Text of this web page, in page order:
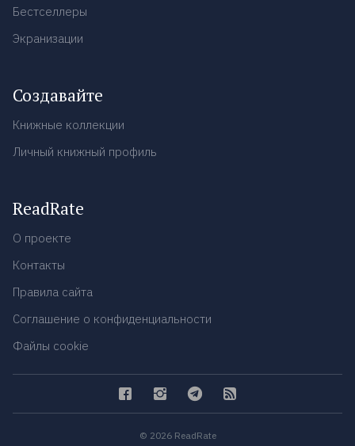
Бестселлеры
Экранизации
Создавайте
Книжные коллекции
Личный книжный профиль
ReadRate
О проекте
Контакты
Правила сайта
Соглашение о конфиденциальности
Файлы cookie
© 2026 ReadRate